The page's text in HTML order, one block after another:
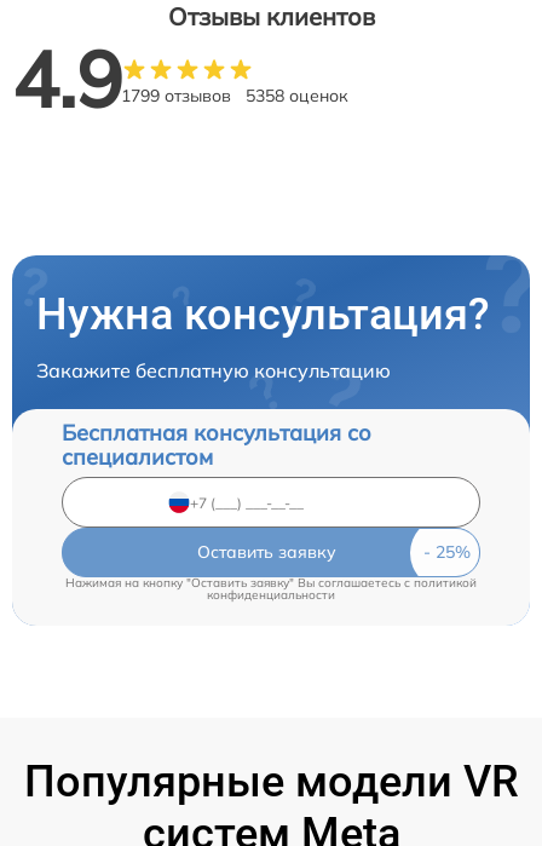
Отзывы клиентов
4.91799 отзывов 5358 оценок
Нужна консультация?
Закажите бесплатную консультацию
Бесплатная консультация со
специалистом
Оставить заявку
Нажимая на кнопку "Оставить заявку" Вы соглашаетесь c политикой
конфиденциальности
Популярные модели VR
систем Meta